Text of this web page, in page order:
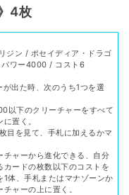
4枚
ジン / ポセイディア・ドラゴ
ワー4000 / コスト6
出た時、次のうち1つを選
以下のクリーチャーをすべて
置く。
目を見て、手札に加えるかマ
チャーから進化できる、自分
カードの枚数以下のコストを
1体、手札またはマナゾーンか
ャーの上に置く。